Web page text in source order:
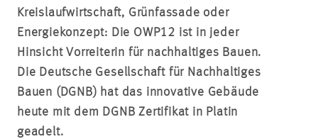
Kreislaufwirtschaft, Grünfassade oder
Energiekonzept: Die OWP12 ist in jeder
Hinsicht Vorreiterin für nachhaltiges Bauen.
Die Deutsche Gesellschaft für Nachhaltiges
Bauen (DGNB) hat das innovative Gebäude
heute mit dem DGNB Zertifikat in Platin
geadelt.